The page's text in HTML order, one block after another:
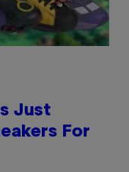
Just
For